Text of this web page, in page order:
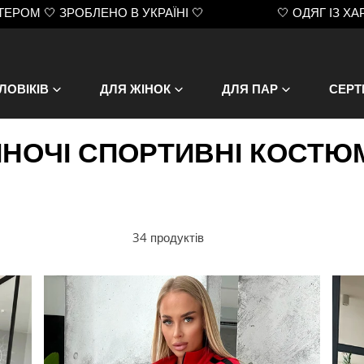
В УКРАЇНІ 🤍 🤍 ОДЯГ ІЗ ХАРАКТЕРОМ 🤍
ДЛЯ ЖІНОК ДЛЯ ПАР
СПОРТИВНІ
34 продуктів
Жіночий
спортивний
костюм
Oblivion
костюм